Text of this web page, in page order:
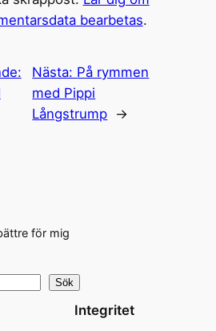
bearbetas.
Nästa: På rymmen
med Pippi
Långstrump →
för mig
Sök
Integritet